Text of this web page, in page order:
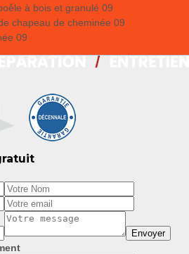
à bois et granulé 09
chapeau de cheminée 09
09